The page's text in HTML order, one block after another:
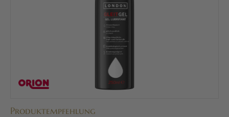
Produktempfehlung